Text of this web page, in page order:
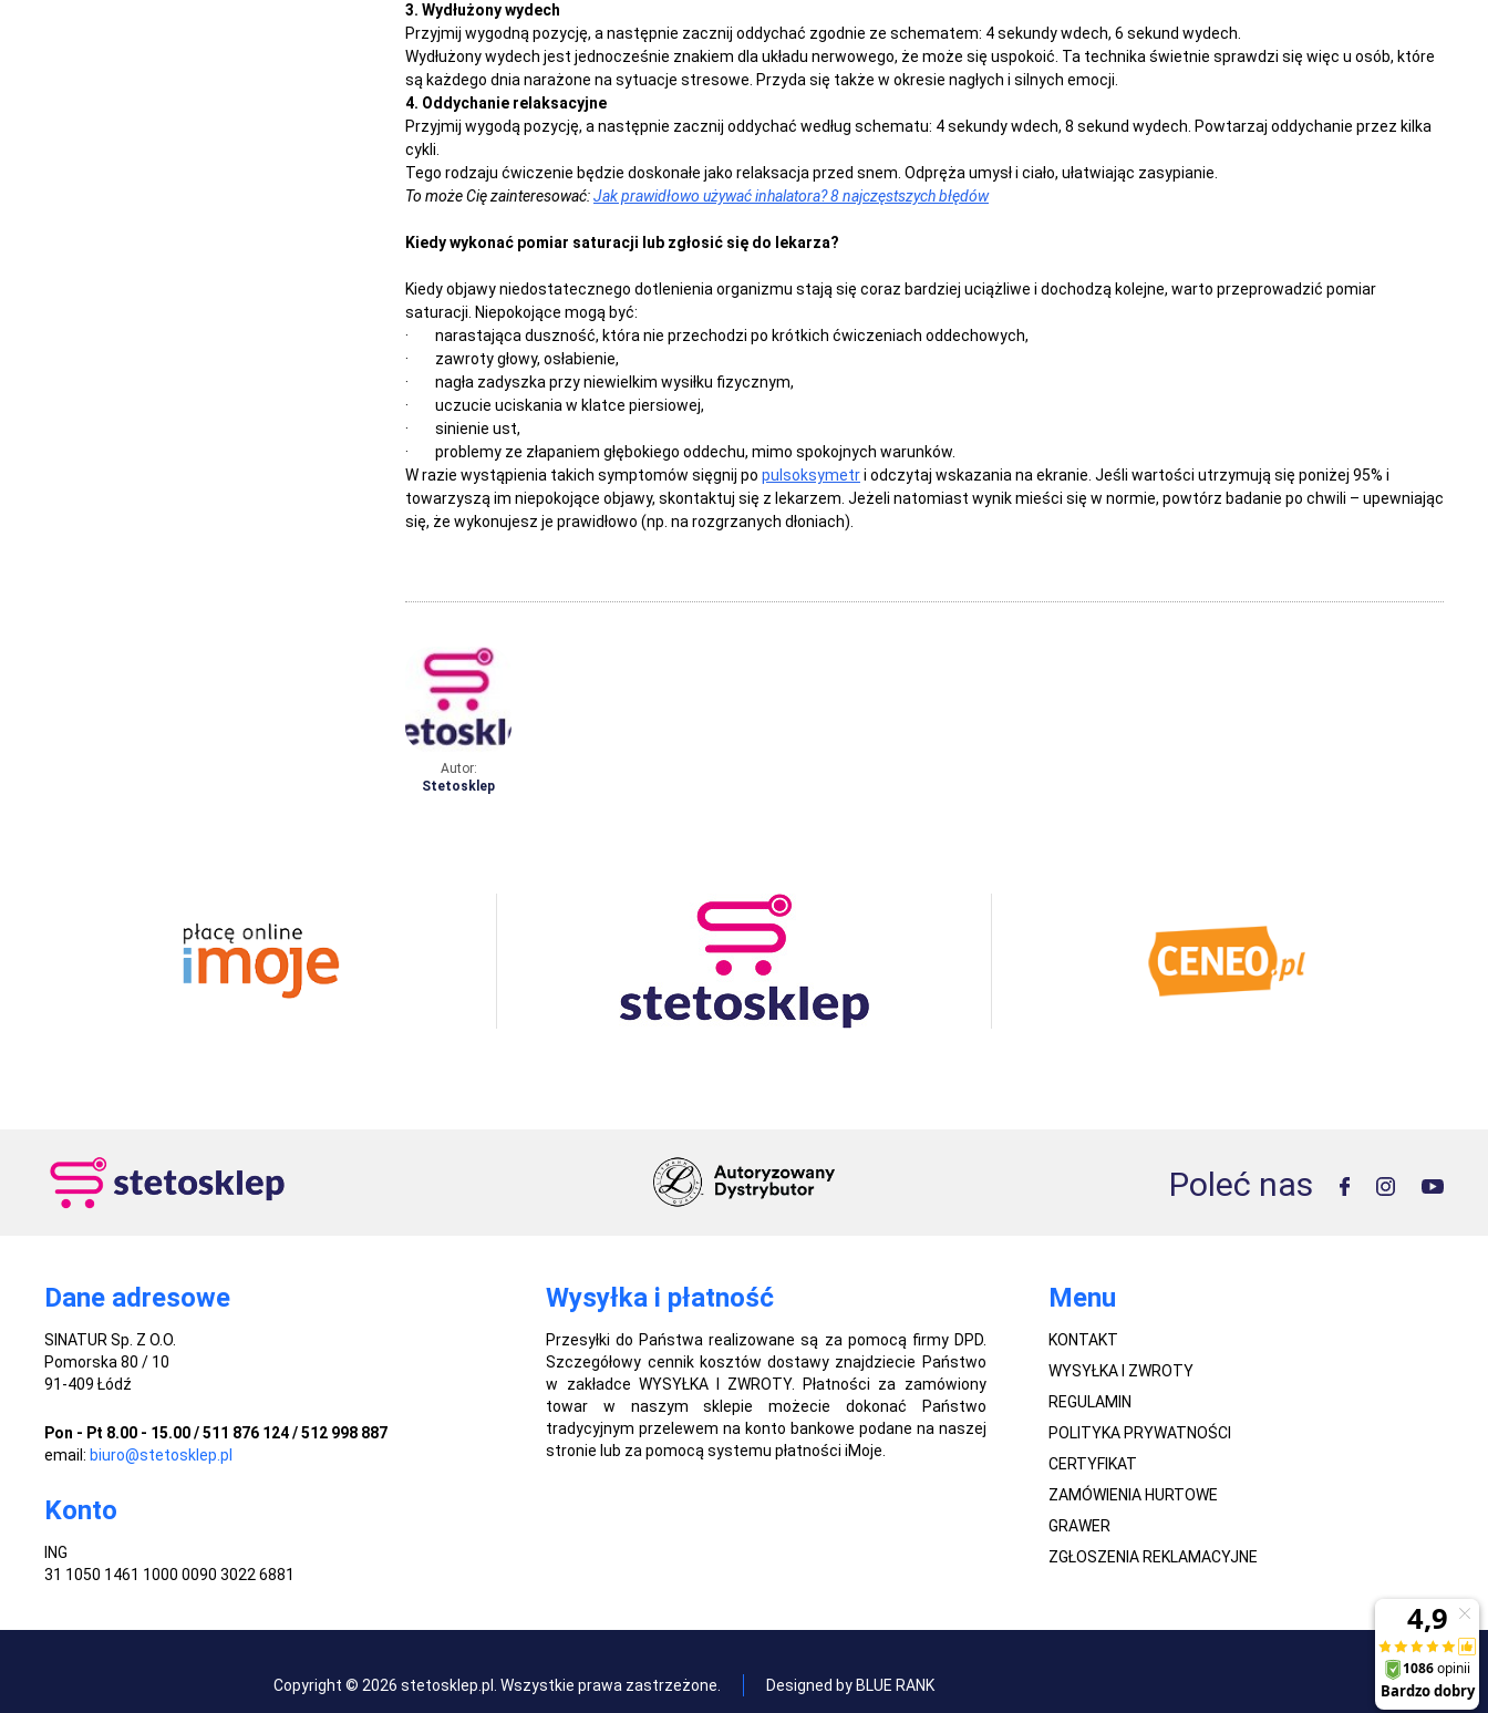
3. Wydłużony wydech
Przyjmij wygodną pozycję, a następnie zacznij oddychać zgodnie ze schematem: 4 sekundy wdech, 6 sekund wydech.
Wydłużony wydech jest jednocześnie znakiem dla układu nerwowego, że może się uspokoić. Ta technika świetnie sprawdzi się więc u osób, które
są każdego dnia narażone na sytuacje stresowe. Przyda się także w okresie nagłych i silnych emocji.
4. Oddychanie relaksacyjne
Przyjmij wygodą pozycję, a następnie zacznij oddychać według schematu: 4 sekundy wdech, 8 sekund wydech. Powtarzaj oddychanie przez kilka
cykli.
Tego rodzaju ćwiczenie będzie doskonałe jako relaksacja przed snem. Odpręża umysł i ciało, ułatwiając zasypianie.
To może Cię zainteresować:Jak prawidłowo używać inhalatora? 8 najczęstszych błędów
Kiedy wykonać pomiar saturacji lub zgłosić się do lekarza?
Kiedy objawy niedostatecznego dotlenienia organizmu stają się coraz bardziej uciążliwe i dochodzą kolejne, warto przeprowadzić pomiar
saturacji. Niepokojące mogą być:
· narastająca duszność, która nie przechodzi po krótkich ćwiczeniach oddechowych,
· zawroty głowy, osłabienie,
· nagła zadyszka przy niewielkim wysiłku fizycznym,
· uczucie uciskania w klatce piersiowej,
· sinienie ust,
· problemy ze złapaniem głębokiego oddechu, mimo spokojnych warunków.
W razie wystąpienia takich symptomów sięgnij po pulsoksymetri odczytaj wskazania na ekranie. Jeśli wartości utrzymują się poniżej 95% i
towarzyszą im niepokojące objawy, skontaktuj się z lekarzem. Jeżeli natomiast wynik mieści się w normie, powtórz badanie po chwili – upewniając
się, że wykonujesz je prawidłowo (np. na rozgrzanych dłoniach).
Autor:
Stetosklep
Poleć nas
Dane adresowe
SINATUR Sp. Z O.O.
Pomorska 80 / 10
91-409 Łódź
Pon - Pt 8.00 - 15.00 / 511 876 124 / 512 998 887
email: biuro@stetosklep.pl
Konto
ING
31 1050 1461 1000 0090 3022 6881
Wysyłka i płatność
Przesyłki do Państwa realizowane są za pomocą firmy DPD.
Szczegółowy cennik kosztów dostawy znajdziecie Państwo
w zakładce WYSYŁKA I ZWROTY. Płatności za zamówiony
towar w naszym sklepie możecie dokonać Państwo
tradycyjnym przelewem na konto bankowe podane na naszej
stronie lub za pomocą systemu płatności iMoje.
Menu
KONTAKT
WYSYŁKA I ZWROTY
REGULAMIN
POLITYKA PRYWATNOŚCI
CERTYFIKAT
ZAMÓWIENIA HURTOWE
GRAWER
ZGŁOSZENIA REKLAMACYJNE
Copyright © 2026 stetosklep.pl. Wszystkie prawa zastrzeżone. Designed by BLUE RANK